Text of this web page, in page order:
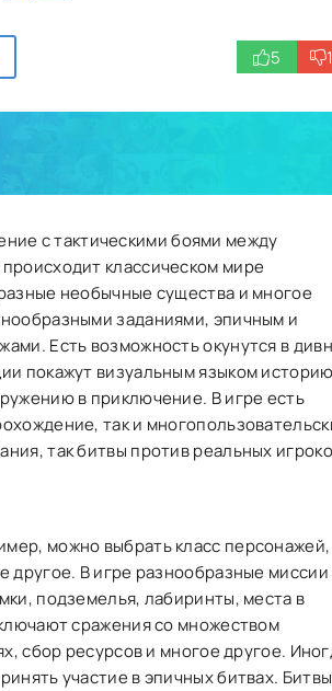
5
с тактическими боями между
происходит классическом мире
необычные существа и многое
заданиями, эпичным и
Есть возможность окунутся в
покажут визуальным языком историю
в приключение. В игре есть
так и
так битвы против реальных
можно выбрать класс персонажей,
другое. В игре разнообразные миссии
подземелья, лабиринты, места в
сражения со множеством
сбор ресурсов и многое другое.
участие в эпичных битвах. Битвы